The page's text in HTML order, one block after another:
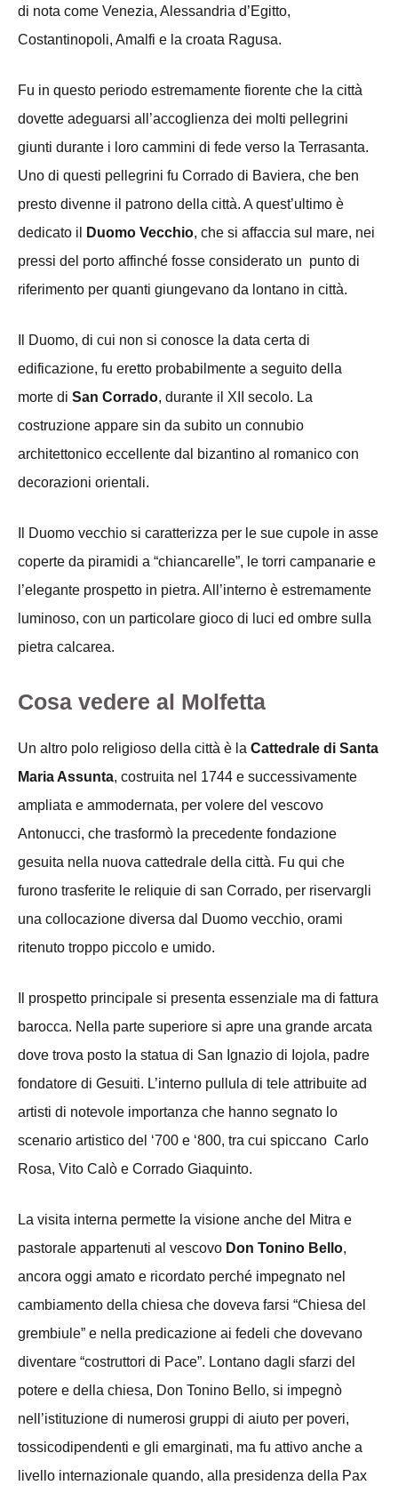
di nota come Venezia, Alessandria d’Egitto,
Costantinopoli, Amalfi e la croata Ragusa.
Fu in questo periodo estremamente fiorente che la città
dovette adeguarsi all’accoglienza dei molti pellegrini
giunti durante i loro cammini di fede verso la Terrasanta.
Uno di questi pellegrini fu Corrado di Baviera, che ben
presto divenne il patrono della città. A quest’ultimo è
dedicato il Duomo Vecchio, che si affaccia sul mare, nei
pressi del porto affinché fosse considerato un punto di
riferimento per quanti giungevano da lontano in città.
Il Duomo, di cui non si conosce la data certa di
edificazione, fu eretto probabilmente a seguito della
morte di San Corrado, durante il XII secolo. La
costruzione appare sin da subito un connubio
architettonico eccellente dal bizantino al romanico con
decorazioni orientali.
Il Duomo vecchio si caratterizza per le sue cupole in asse
coperte da piramidi a “chiancarelle”, le torri campanarie e
l’elegante prospetto in pietra. All’interno è estremamente
luminoso, con un particolare gioco di luci ed ombre sulla
pietra calcarea.
Cosa vedere al Molfetta
Un altro polo religioso della città è la Cattedrale di Santa
Maria Assunta, costruita nel 1744 e successivamente
ampliata e ammodernata, per volere del vescovo
Antonucci, che trasformò la precedente fondazione
gesuita nella nuova cattedrale della città. Fu qui che
furono trasferite le reliquie di san Corrado, per riservargli
una collocazione diversa dal Duomo vecchio, orami
ritenuto troppo piccolo e umido.
Il prospetto principale si presenta essenziale ma di fattura
barocca. Nella parte superiore si apre una grande arcata
dove trova posto la statua di San Ignazio di Iojola, padre
fondatore di Gesuiti. L’interno pullula di tele attribuite ad
artisti di notevole importanza che hanno segnato lo
scenario artistico del ‘700 e ‘800, tra cui spiccano Carlo
Rosa, Vito Calò e Corrado Giaquinto.
La visita interna permette la visione anche del Mitra e
pastorale appartenuti al vescovo Don Tonino Bello,
ancora oggi amato e ricordato perché impegnato nel
cambiamento della chiesa che doveva farsi “Chiesa del
grembiule” e nella predicazione ai fedeli che dovevano
diventare “costruttori di Pace”. Lontano dagli sfarzi del
potere e della chiesa, Don Tonino Bello, si impegnò
nell’istituzione di numerosi gruppi di aiuto per poveri,
tossicodipendenti e gli emarginati, ma fu attivo anche a
livello internazionale quando, alla presidenza della Pax